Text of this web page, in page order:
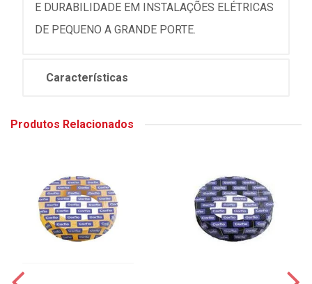
E DURABILIDADE EM INSTALAÇÕES ELÉTRICAS
DE PEQUENO A GRANDE PORTE.
Características
Produtos Relacionados